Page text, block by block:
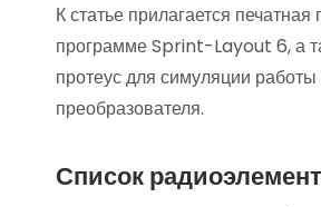
К статье прилагается печатная
программе Sprint-Layout 6, а
протеус для симуляции
преобразователя.
Список